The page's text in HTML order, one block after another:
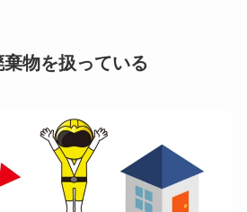
物を扱っている